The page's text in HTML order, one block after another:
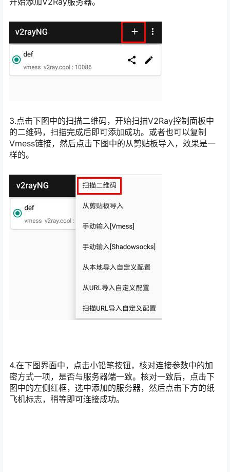
3.点击下图中的扫描二维码，开始扫描V2Ray控制面板中
的二维码，扫描完成后即可添加成功。或者也可以复制
Vmess链接，然后点击下图中的从剪贴板导入，效果是一
样的。
4.在下图界面中，点击小铅笔按钮，核对连接参数中的加
密方式一项，是否与服务器端一致。核对一致后，点击下
图中的左侧红框，选中添加的服务器，然后点击下方的纸
飞机标志，稍等即可连接成功。